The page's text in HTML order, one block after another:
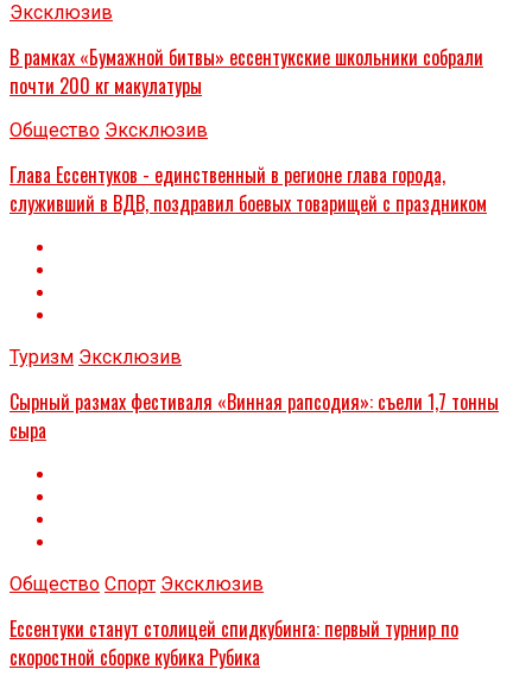
Эксклюзив
В рамках «Бумажной битвы» ессентукские школьники собрали
почти 200 кг макулатуры
Общество Эксклюзив
Глава Ессентуков - единственный в регионе глава города,
служивший в ВДВ, поздравил боевых товарищей с праздником
Туризм Эксклюзив
Сырный размах фестиваля «Винная рапсодия»: съели 1,7 тонны
сыра
Общество Спорт Эксклюзив
Ессентуки станут столицей спидкубинга: первый турнир по
скоростной сборке кубика Рубика